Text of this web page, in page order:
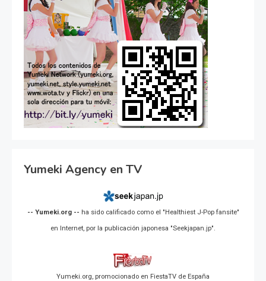
Yumeki Agency en TV
-- Yumeki.org -- ha sido calificado como el "Healthiest J-Pop fansite"
en Internet, por la publicación japonesa "Seekjapan.jp".
Yumeki.org, promocionado en FiestaTV de España